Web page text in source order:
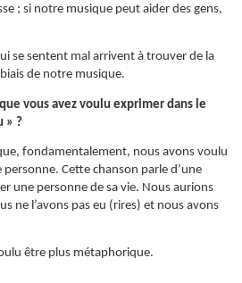
; si notre musique peut aider des gens,
se sentent mal arrivent à trouver de la
de notre musique.
vous avez voulu exprimer dans le
» ?
fondamentalement, nous avons voulu
Cette chanson parle d’une
une personne de sa vie. Nous aurions
ne l’avons pas eu (rires) et nous avons
être plus métaphorique.